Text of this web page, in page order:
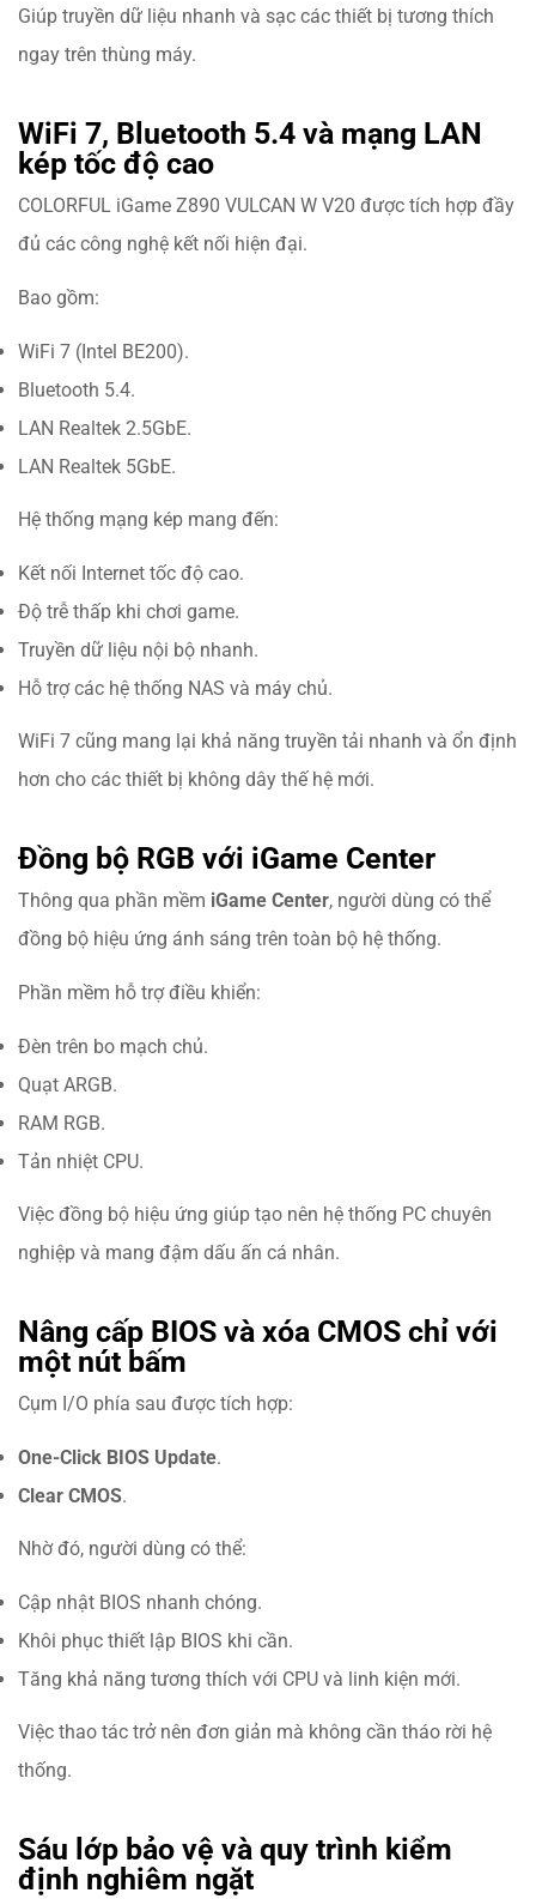
Giúp truyền dữ liệu nhanh và sạc các thiết bị tương thích
ngay trên thùng máy.
WiFi 7, Bluetooth 5.4 và mạng LAN
kép tốc độ cao
COLORFUL iGame Z890 VULCAN W V20 được tích hợp đầy
đủ các công nghệ kết nối hiện đại.
Bao gồm:
WiFi 7 (Intel BE200).
Bluetooth 5.4.
LAN Realtek 2.5GbE.
LAN Realtek 5GbE.
Hệ thống mạng kép mang đến:
Kết nối Internet tốc độ cao.
Độ trễ thấp khi chơi game.
Truyền dữ liệu nội bộ nhanh.
Hỗ trợ các hệ thống NAS và máy chủ.
WiFi 7 cũng mang lại khả năng truyền tải nhanh và ổn định
hơn cho các thiết bị không dây thế hệ mới.
Đồng bộ RGB với iGame Center
Thông qua phần mềm iGame Center, người dùng có thể
đồng bộ hiệu ứng ánh sáng trên toàn bộ hệ thống.
Phần mềm hỗ trợ điều khiển:
Đèn trên bo mạch chủ.
Quạt ARGB.
RAM RGB.
Tản nhiệt CPU.
Việc đồng bộ hiệu ứng giúp tạo nên hệ thống PC chuyên
nghiệp và mang đậm dấu ấn cá nhân.
Nâng cấp BIOS và xóa CMOS chỉ với
một nút bấm
Cụm I/O phía sau được tích hợp:
One-Click BIOS Update.
Clear CMOS.
Nhờ đó, người dùng có thể:
Cập nhật BIOS nhanh chóng.
Khôi phục thiết lập BIOS khi cần.
Tăng khả năng tương thích với CPU và linh kiện mới.
Việc thao tác trở nên đơn giản mà không cần tháo rời hệ
thống.
Sáu lớp bảo vệ và quy trình kiểm
định nghiêm ngặt